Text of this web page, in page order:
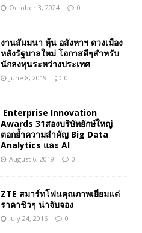
October 3, 2024 0
งานสัมมนา หุ้น อสังหาฯ ดวงเมือง
หลังรัฐบาลใหม่ โอกาสดีๆสำหรับ
นักลงทุนระหว่างประเทศ
June 8, 2019 0
Enterprise Innovation
Awards 31สองบริษัทยักษ์ใหญ่
ตอกย้ำความสำคัญ​ Big Data
Analytics และ AI
August 6, 2019 0
ZTE สมาร์ทโฟนคุณภาพเยี่ยมแต่
ราคาชิวๆ น่าจับจอง
July 24, 2016 0